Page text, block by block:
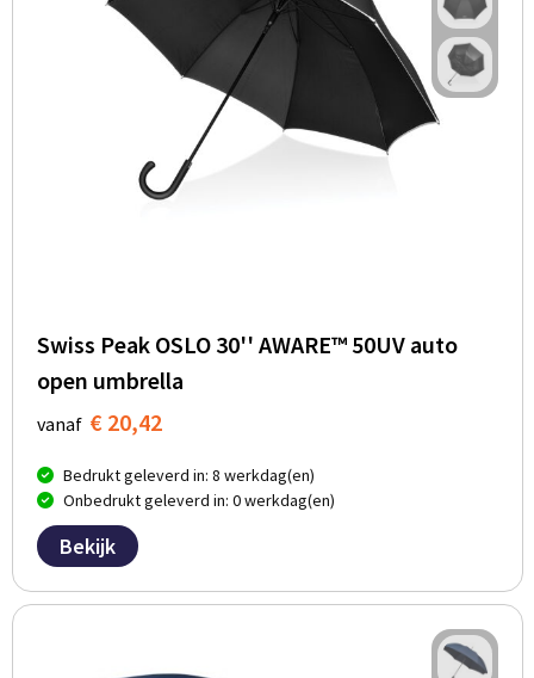
Swiss Peak OSLO 30'' AWARE™ 50UV auto
open umbrella
vanaf € 20,42
Bedrukt geleverd in: 8 werkdag(en)
Onbedrukt geleverd in: 0 werkdag(en)
Bekijk